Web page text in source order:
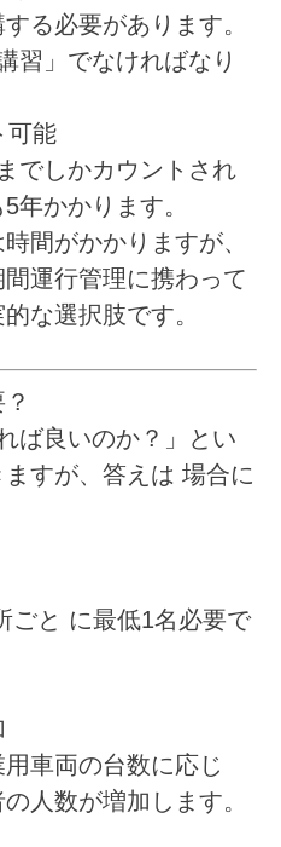
る必要があります。
習」でなければなり
可能
でしかカウントされ
年かかります。
間がかかりますが、
運行管理に携わって
な選択肢です。
ば良いのか？」とい
すが、答えは 場合に
ごと に最低1名必要で
車両の台数に応じ
人数が増加します。